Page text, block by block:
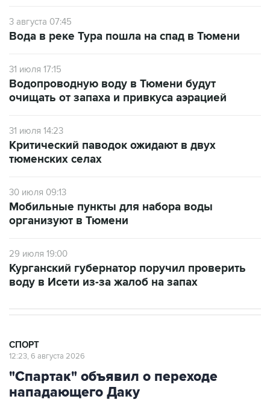
3 августа 07:45
Вода в реке Тура пошла на спад в Тюмени
31 июля 17:15
Водопроводную воду в Тюмени будут
очищать от запаха и привкуса аэрацией
31 июля 14:23
Критический паводок ожидают в двух
тюменских селах
30 июля 09:13
Мобильные пункты для набора воды
организуют в Тюмени
29 июля 19:00
Курганский губернатор поручил проверить
воду в Исети из-за жалоб на запах
СПОРТ
12:23, 6 августа 2026
"Спартак" объявил о переходе
нападающего Даку